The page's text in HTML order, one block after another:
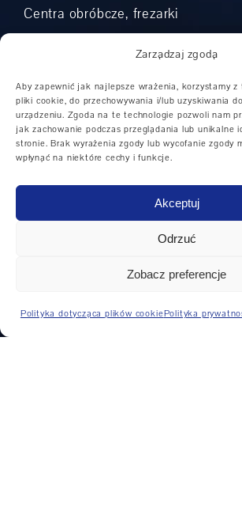
Zarządzaj zgodą
Aby zapewnić jak najlepsze wrażenia, korzystamy
pliki cookie, do przechowywania i/lub uzyskiwania
urządzeniu. Zgoda na te technologie pozwoli nam
jak zachowanie podczas przeglądania lub unikalne
stronie. Brak wyrażenia zgody lub wycofanie zgody
wpłynąć na niektóre cechy i funkcje.
Akceptuj
Odrzuć
Zobacz preferencje
Polityka dotycząca plików cookiePolityka
Centra obróbcze, frezarki
Tokarki CNC
Tokarki sterowane rowerowe
Poziome centra obróbcze
Uniwersalne centra obróbcze
Pionowe centra obróbcze